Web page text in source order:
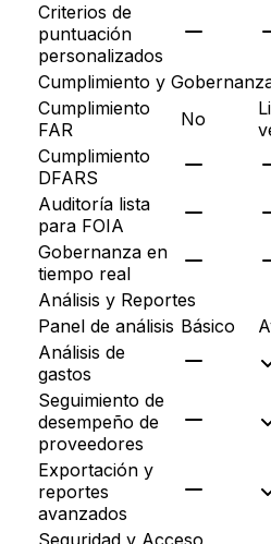
Criterios de
puntuación
personalizados
Cumplimiento y
Cumplimiento
FAR
No
Cumplimiento
DFARS
Auditoría lista
para FOIA
Gobernanza en
tiempo real
Análisis y Reportes
Panel de análisis Básico
Análisis de
gastos
Seguimiento de
desempeño de
proveedores
Exportación y
reportes
avanzados